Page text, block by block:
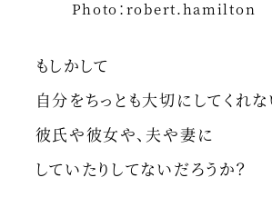
Photo：robert.hamilton
もしかして
自分をちっとも大切にしてくれ
彼氏や彼女や、夫や妻に
していたりしてないだろうか？